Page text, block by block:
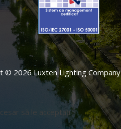
© 2026 Luxten Lighting
să le acceptați